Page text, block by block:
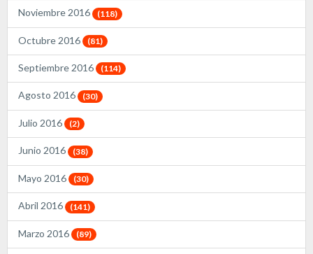
Noviembre 2016 (118)
Octubre 2016 (81)
Septiembre 2016 (114)
Agosto 2016 (30)
Julio 2016 (2)
Junio 2016 (38)
Mayo 2016 (30)
Abril 2016 (141)
Marzo 2016 (89)